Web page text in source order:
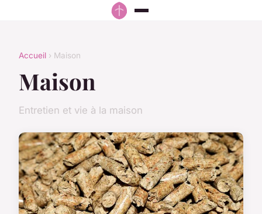
Accueil › Maison
Maison
Entretien et vie à la maison